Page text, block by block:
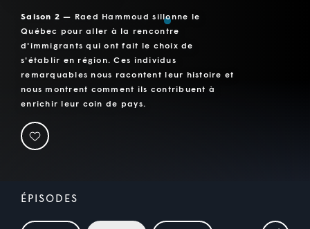
Saison 2 — Raed Hammoud sillonne le
Québec pour aller à la rencontre
d'immigrants qui ont fait le choix de
s'établir en région. Ces individus
remarquables nous racontent leur histoire et
nous montrent comment ils contribuent à
enrichir leur coin de pays.
ÉPISODES